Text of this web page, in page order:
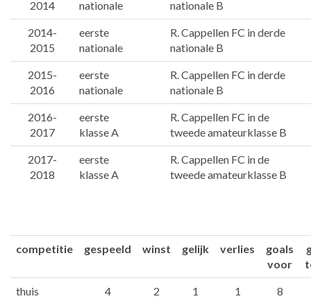
2014
nationale
nationale B
2014-
2015
eerste
nationale
R. Cappellen FC in derde
nationale B
2015-
2016
eerste
nationale
R. Cappellen FC in derde
nationale B
2016-
2017
eerste
klasse A
R. Cappellen FC in de
tweede amateurklasse B
2017-
2018
eerste
klasse A
R. Cappellen FC in de
tweede amateurklasse B
competitie gespeeld winst gelijk verlies
goals
voor
thuis 4 2 1 1 8